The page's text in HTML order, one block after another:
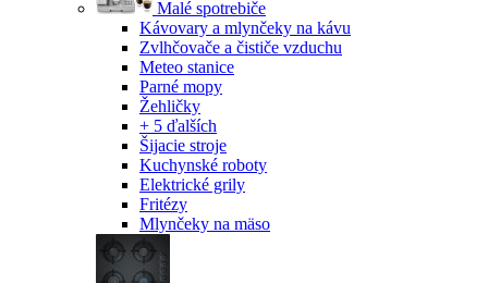
Malé spotrebiče
Kávovary a mlynčeky na kávu
Zvlhčovače a čističe vzduchu
Meteo stanice
Parné mopy
Žehličky
+ 5 ďalších
Šijacie stroje
Kuchynské roboty
Elektrické grily
Fritézy
Mlynčeky na mäso